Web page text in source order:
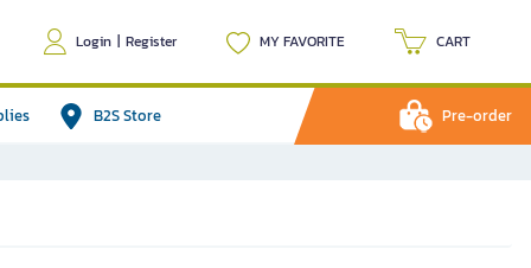
Login | Register MY FAVORITE CART
B2S Store Pre-order